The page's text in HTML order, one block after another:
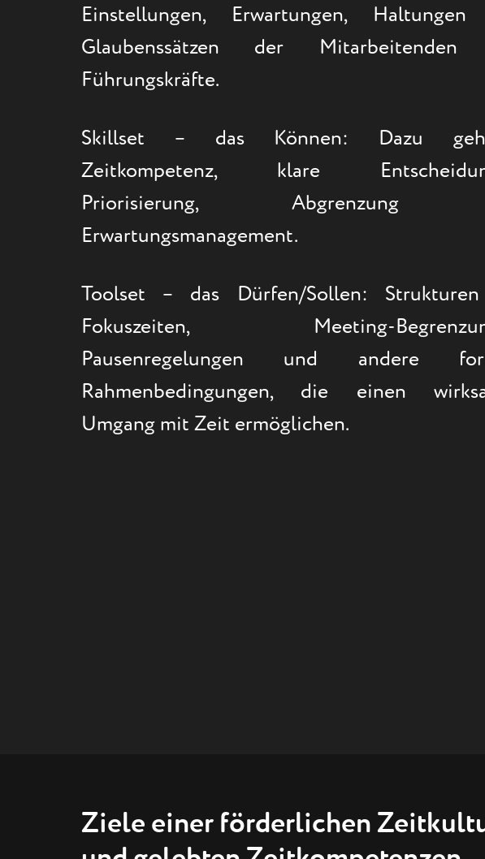
Einstellungen, Erwartungen,
Glaubenssätzen der Mitarbeitenden
Führungskräfte.
Skillset – das Können: Dazu
Zeitkompetenz, klare
Priorisierung, Abgrenzung
Erwartungsmanagement.
Toolset – das Dürfen/Sollen:
Fokuszeiten, Meeting-
Pausenregelungen und andere
Rahmenbedingungen, die einen
Umgang mit Zeit ermöglichen.
Ziele einer förderlichen